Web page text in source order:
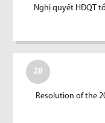
Nghị quyết HĐQT
28
Resolution of the